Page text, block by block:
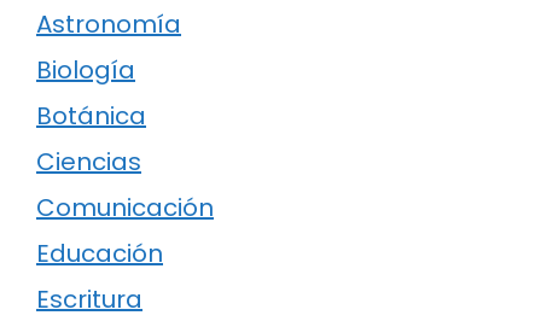
Astronomía
Biología
Botánica
Ciencias
Comunicación
Educación
Escritura